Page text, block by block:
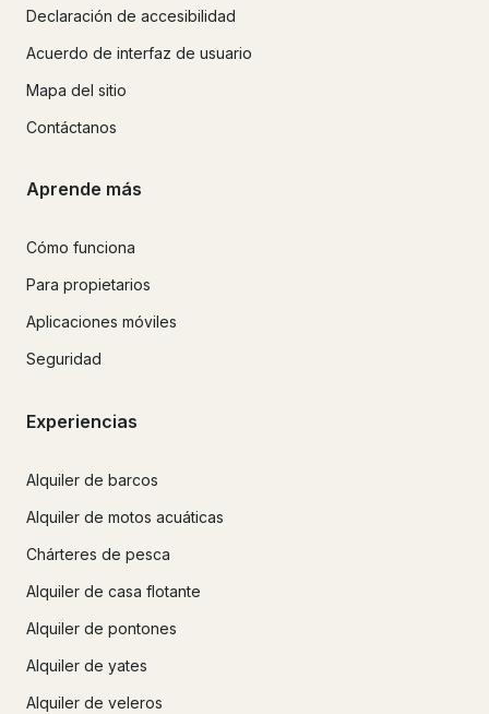
Declaración de accesibilidad
Acuerdo de interfaz de usuario
Mapa del sitio
Contáctanos
Aprende más
Cómo funciona
Para propietarios
Aplicaciones móviles
Seguridad
Experiencias
Alquiler de barcos
Alquiler de motos acuáticas
Chárteres de pesca
Alquiler de casa flotante
Alquiler de pontones
Alquiler de yates
Alquiler de veleros